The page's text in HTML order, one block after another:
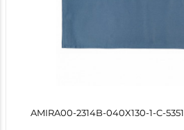
AMIRA00-2314B-040X130-1-C-5351